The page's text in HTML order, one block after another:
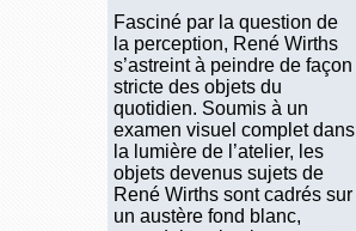
Fasciné par la question de
la perception, René Wirths
s’astreint à peindre de façon
stricte des objets du
quotidien. Soumis à un
examen visuel complet dans
la lumière de l’atelier, les
objets devenus sujets de
René Wirths sont cadrés sur
un austère fond blanc,